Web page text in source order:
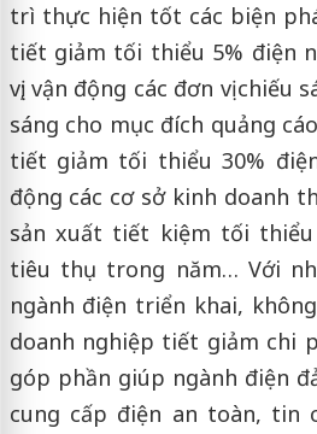
trì thực hiện tốt các biện
tiết giảm tối thiểu 5% điện
vị; vận động các đơn vị chiếu
sáng cho mục đích quảng
tiết giảm tối thiểu 30%
động các cơ sở kinh doanh
sản xuất tiết kiệm tối
tiêu thụ trong năm… Với
ngành điện triển khai,
doanh nghiệp tiết giảm chi
góp phần giúp ngành điện
cung cấp điện an toàn, tin